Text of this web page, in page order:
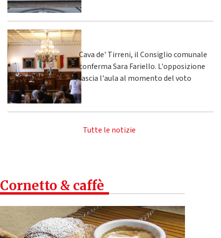
Cava de' Tirreni, il Consiglio comunale
conferma Sara Fariello. L'opposizione
lascia l'aula al momento del voto
Tutte le notizie
Cornetto & caffè